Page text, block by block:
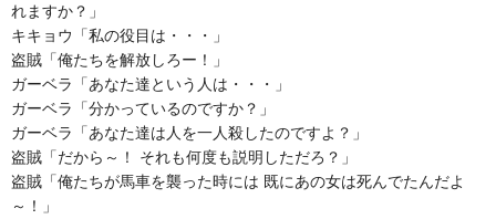
れますか？」
キキョウ「私の役目は・・・」
盗賊「俺たちを解放しろー！」
ガーベラ「あなた達という人は・・・」
ガーベラ「分かっているのですか？」
ガーベラ「あなた達は人を一人殺したのですよ？」
盗賊「だから～！ それも何度も説明しただろ？」
盗賊「俺たちが馬車を襲った時には 既にあの女は死んでたんだよ
～！」